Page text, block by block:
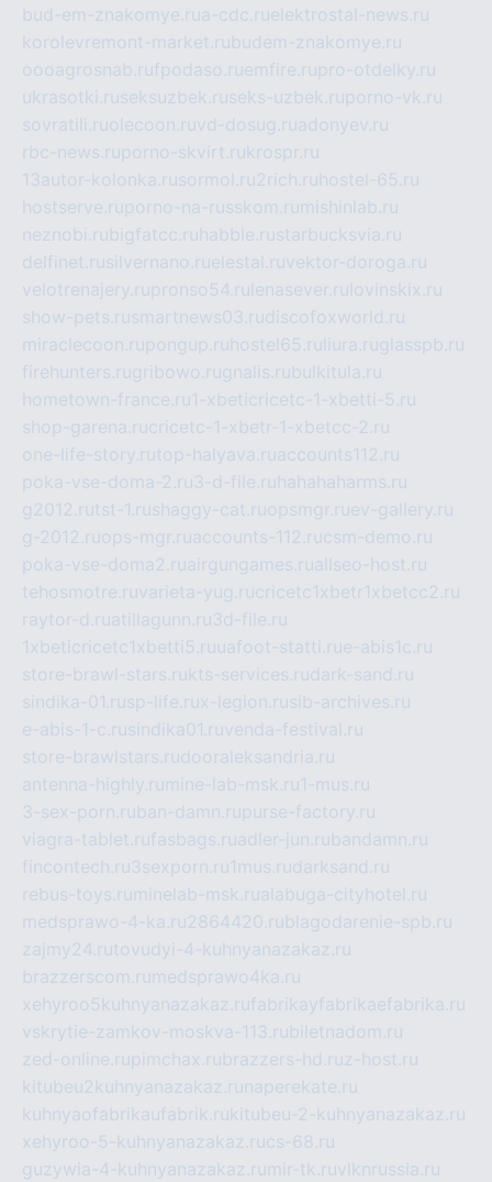
bud-em-znakomye.rua-cdc.ruelektrostal-news.ru
korolevremont-market.rubudem-znakomye.ru
oooagrosnab.rufpodaso.ruemfire.rupro-otdelky.ru
ukrasotki.ruseksuzbek.ruseks-uzbek.ruporno-vk.ru
sovratili.ruolecoon.ruvd-dosug.ruadonyev.ru
rbc-news.ruporno-skvirt.rukrospr.ru
13autor-kolonka.rusormol.ru2rich.ru hostel-65.ru
hostserve.ruporno-na-russkom.ru mishinlab.ru
neznobi.rubigfatcc.ru habble.rustarbucksvia.ru
delfinet.rusilvernano.ruelestal.ruvektor-doroga.ru
velotrenajery.rupronso54.ru lenasever.ru lovinskix.ru
show-pets.rusmartnews03.rudiscofoxworld.ru
miraclecoon.rupongup.ru hostel65.ru liura.ruglasspb.ru
firehunters.rugribowo.rugnalis.rubulkitula.ru
hometown-france.ru1-xbeticricetc-1-xbetti-5.ru
shop-garena.rucricetc-1-xbetr-1-xbetcc-2.ru
one-life-story.rutop-halyava.ruaccounts112.ru
poka-vse-doma-2.ru3-d-file.ru hahahaharms.ru
g2012.rutst-1.rushaggy-cat.ruopsmgr.ruev-gallery.ru
g-2012.ruops-mgr.ruaccounts-112.rucsm-demo.ru
poka-vse-doma2.ruairgungames.ruallseo-host.ru
tehosmotre.ruvarieta-yug.rucricetc1xbetr1xbetcc2.ru
raytor-d.ruatillagunn.ru3d-file.ru
1xbeticricetc1xbetti5.ruuafoot-statti.rue-abis1c.ru
store-brawl-stars.rukts-services.rudark-sand.ru
sindika-01.rusp-life.rux-legion.rusib-archives.ru
e-abis-1-c.rusindika01.ruvenda-festival.ru
store-brawlstars.rudooraleksandria.ru
antenna-highly.ru mine-lab-msk.ru1-mus.ru
3-sex-porn.ruban-damn.rupurse-factory.ru
viagra-tablet.rufasbags.ruadler-jun.rubandamn.ru
fincontech.ru3sexporn.ru1mus.rudarksand.ru
rebus-toys.ru minelab-msk.rualabuga-cityhotel.ru
medsprawo-4-ka.ru2864420.rublagodarenie-spb.ru
zajmy24.rutovudyi-4-kuhnyanazakaz.ru
brazzerscom.ru medsprawo4ka.ru
xehyroo5kuhnyanazakaz.rufabrikayfabrikaefabrika.ru
vskrytie-zamkov-moskva-113.rubiletnadom.ru
zed-online.rupimchax.rubrazzers-hd.ruz-host.ru
kitubeu2kuhnyanazakaz.ru naperekate.ru
kuhnyaofabrikaufabrik.rukitubeu-2-kuhnyanazakaz.ru
xehyroo-5-kuhnyanazakaz.rucs-68.ru
guzywia-4-kuhnyanazakaz.ru mir-tk.ruvlknrussia.ru